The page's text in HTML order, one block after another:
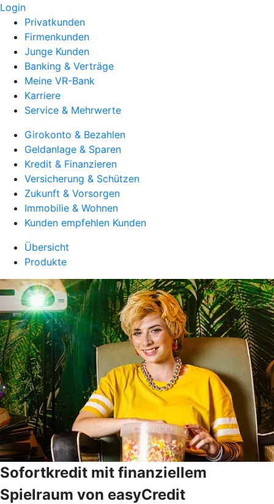
Login
Privatkunden
Firmenkunden
Junge Kunden
Banking & Verträge
Meine VR-Bank
Karriere
Service & Mehrwerte
Girokonto & Bezahlen
Geldanlage & Sparen
Kredit & Finanzieren
Versicherung & Schützen
Zukunft & Vorsorgen
Immobilie & Wohnen
Kunden empfehlen Kunden
Übersicht
Produkte
Sofortkredit mit finanziellem
Spielraum von easyCredit